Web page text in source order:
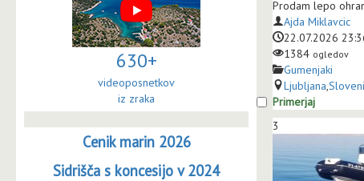
630+
videoposnetkov
iz zraka
Cenik marin 2026
Sidrišča s koncesijo v 2024
Prodam lepo
Ajda Miklavcic
22.07.2026
1384 ogledov
Gumenjaki
Ljubljana,
Primerjaj
3